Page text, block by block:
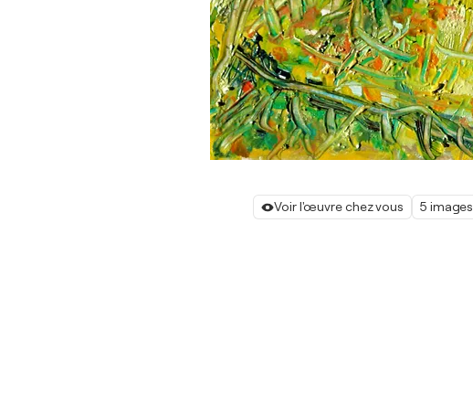
Voir l'œuvre chez vous 5 images